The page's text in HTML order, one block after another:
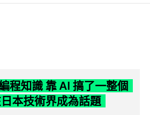
程知識 靠 AI 搞了一整個
本技術界成為話題